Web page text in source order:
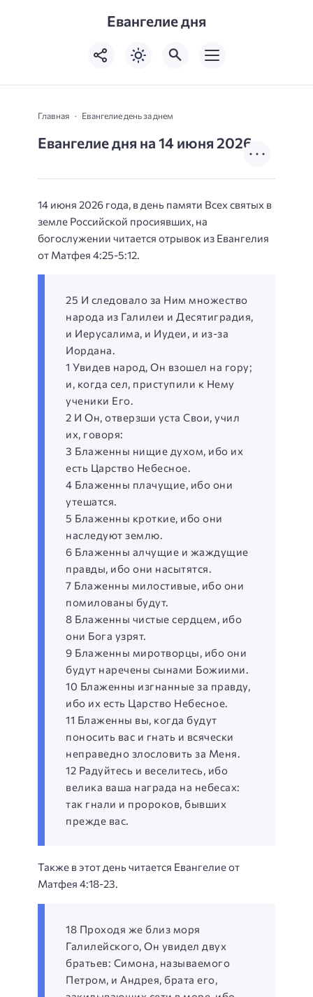
Евангелие дня
Главная Евангелие день за днем
Евангелие дня на 14 июня 2026
14 июня 2026 года, в день памяти Всех святых в
земле Российской просиявших, на
богослужении читается отрывок из Евангелия
от Матфея 4:25-5:12.
25 И следовало за Ним множество
народа из Галилеи и Десятиградия,
и Иерусалима, и Иудеи, и из-за
Иордана.
1 Увидев народ, Он взошел на гору;
и, когда сел, приступили к Нему
ученики Его.
2 И Он, отверзши уста Свои, учил
их, говоря:
3 Блаженны нищие духом, ибо их
есть Царство Небесное.
4 Блаженны плачущие, ибо они
утешатся.
5 Блаженны кроткие, ибо они
наследуют землю.
6 Блаженны алчущие и жаждущие
правды, ибо они насытятся.
7 Блаженны милостивые, ибо они
помилованы будут.
8 Блаженны чистые сердцем, ибо
они Бога узрят.
9 Блаженны миротворцы, ибо они
будут наречены сынами Божиими.
10 Блаженны изгнанные за правду,
ибо их есть Царство Небесное.
11 Блаженны вы, когда будут
поносить вас и гнать и всячески
неправедно злословить за Меня.
12 Радуйтесь и веселитесь, ибо
велика ваша награда на небесах:
так гнали и пророков, бывших
прежде вас.
Также в этот день читается Евангелие от
Матфея 4:18-23.
18 Проходя же близ моря
Галилейского, Он увидел двух
братьев: Симона, называемого
Петром, и Андрея, брата его,